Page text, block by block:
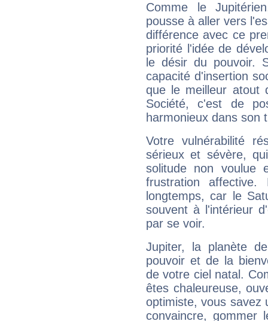
Comme le
pousse à aller vers
différence avec ce
priorité l'idée de
le désir du pouvoir.
capacité d'insertion
que le meilleur atout
Société, c'est de
harmonieux dans son
Votre vulnérabilité
sérieux et sévère,
solitude non voulue
frustration
longtemps, car le
souvent à l'intérieur
par se voir.
Jupiter, la planète
pouvoir et de la
de votre ciel natal.
êtes chaleureuse,
optimiste, vous savez
convaincre, gommer